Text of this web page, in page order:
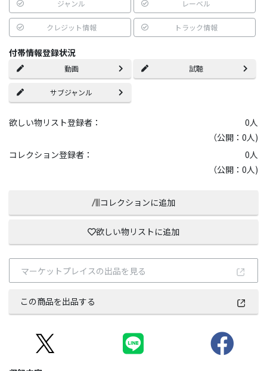
ジャンル レーベル
クレジット情報 トラック情報
付帯情報登録状況
動画 試聴
サブジャンル
欲しい物リスト登録者： 0人
（公開：0人)
コレクション登録者：
0人
（公開：0人)
コレクションに追加
欲しい物リストに追加
マーケットプレイスの出品を見る
この商品を出品する